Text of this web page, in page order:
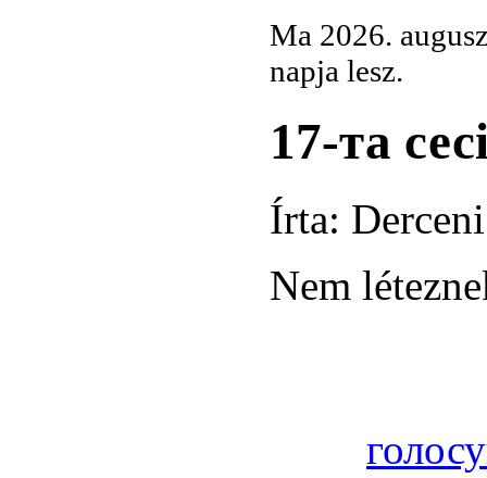
Ma 2026.
napja lesz.
17-та
Írta:
Nem